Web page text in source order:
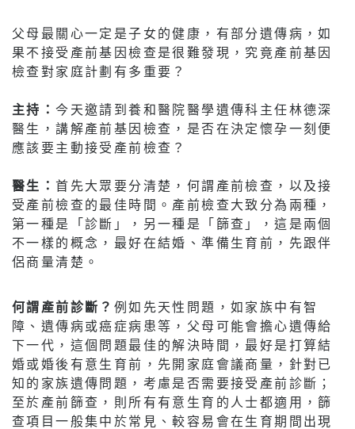
父母最關心一定是子女的健康，有部分遺傳病，如
果不接受產前基因檢查是很難發現，究竟產前基因
檢查對家庭計劃有多重要？
主持：今天邀請到養和醫院醫學遺傳科主任林德深
醫生，講解產前基因檢查，是否在決定懷孕一刻便
應該要主動接受產前檢查？
醫生：首先大眾要分清楚，何謂產前檢查，以及接
受產前檢查的最佳時間。產前檢查大致分為兩種，
第一種是「診斷」，另一種是「篩查」，這是兩個
不一樣的概念，最好在結婚、準備生育前，先跟伴
侶商量清楚。
何謂產前診斷？ 例如先天性問題，如家族中有智
障、遺傳病或癌症病患等，父母可能會擔心遺傳給
下一代，這個問題最佳的解決時間，最好是打算結
婚或婚後有意生育前，先開家庭會議商量，針對已
知的家族遺傳問題，考慮是否需要接受產前診斷；
至於產前篩查，則所有有意生育的人士都適用，篩
查項目一般集中於常見、較容易會在生育期間出現